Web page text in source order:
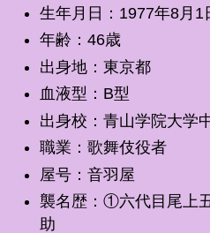
生年月日：1977年8月1
年齢：46歳
出身地：東京都
血液型：B型
出身校：青山学院大学
職業：歌舞伎役者
屋号：音羽屋
襲名歴：①六代目尾上
助